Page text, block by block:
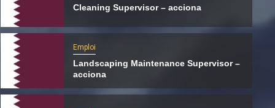
Cleaning Supervisor – acciona
Emploi
Landscaping Maintenance Supervisor –
acciona